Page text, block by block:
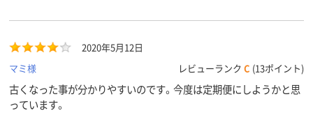
2020年5月12日
マミ様
レビューランク C (13ポイント)
古くなった事が分かりやすいのです。今度は定期便にしようかと思
っています。